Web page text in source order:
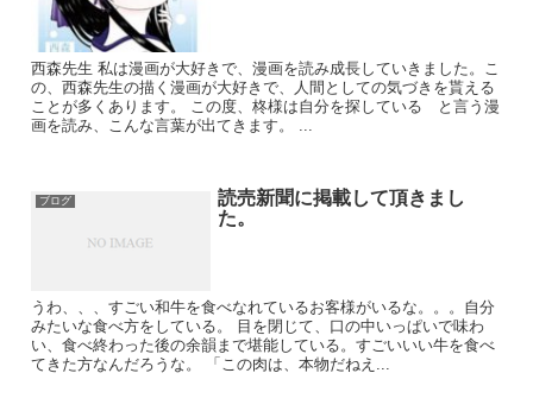
西森先生 私は漫画が大好きで、漫画を読み成長していきました。こ
の、西森先生の描く漫画が大好きで、人間としての気づきを貰える
ことが多くあります。 この度、柊様は自分を探している と言う漫
画を読み、こんな言葉が出てきます。 ...
ブログ
読売新聞に掲載して頂きまし
た。
うわ、、、すごい和牛を食べなれているお客様がいるな。。。自分
みたいな食べ方をしている。 目を閉じて、口の中いっぱいで味わ
い、食べ終わった後の余韻まで堪能している。すごいいい牛を食べ
てきた方なんだろうな。 「この肉は、本物だねえ...